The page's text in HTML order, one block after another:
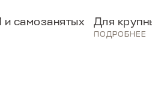
самозанятых Для
ПОДРОБНЕЕ